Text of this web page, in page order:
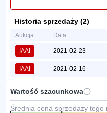
Historia sprzedaży (2)
Aukcja Data
IAAI 2021-02-23
IAAI 2021-02-16
Wartość szacunkowa
Średnia cena sprzedaży tego